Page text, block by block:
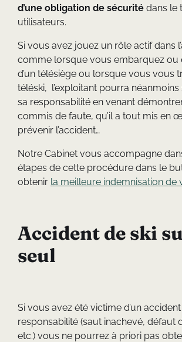
d’une obligation de sécurité dans le
utilisateurs.
Si vous avez jouez un rôle actif dans
comme lorsque vous embarquez ou
d’un télésiège ou lorsque vous vous
téléski, l’exploitant pourra néanmoins
sa responsabilité en venant démontrer
commis de faute, qu’il a tout mis en
prévenir l’accident…
Notre Cabinet vous accompagne
étapes de cette procédure dans le
obtenir la meilleure indemnisation de
Accident de ski
seul
Si vous avez été victime d’un
responsabilité (saut inachevé, défaut
etc.) vous ne pourrez à priori pas